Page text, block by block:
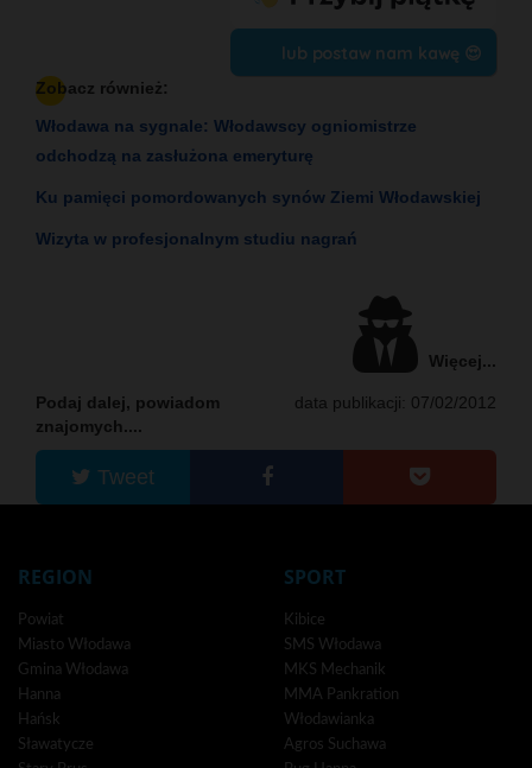
lub postaw nam kawę 😍
Zobacz również:
Włodawa na sygnale: Włodawscy ogniomistrze
odchodzą na zasłużona emeryturę
Ku pamięci pomordowanych synów Ziemi Włodawskiej
Wizyta w profesjonalnym studiu nagrań
Więcej...
data publikacji: 07/02/2012
Podaj dalej, powiadom
znajomych....
Tweet
REGION
Powiat
Miasto Włodawa
Gmina Włodawa
Hanna
Hańsk
Sławatycze
SPORT
Kibice
SMS Włodawa
MKS Mechanik
MMA Pankration
Włodawianka
Agros Suchawa